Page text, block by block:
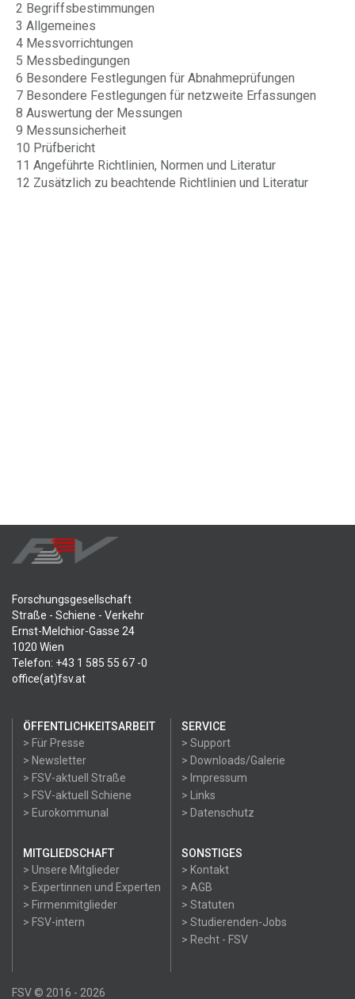
2 Begriffsbestimmungen
3 Allgemeines
4 Messvorrichtungen
5 Messbedingungen
6 Besondere Festlegungen für Abnahmeprüfungen
7 Besondere Festlegungen für netzweite Erfassungen
8 Auswertung der Messungen
9 Messunsicherheit
10 Prüfbericht
11 Angeführte Richtlinien, Normen und Literatur
12 Zusätzlich zu beachtende Richtlinien und Literatur
Forschungsgesellschaft
Straße - Schiene - Verkehr
Ernst-Melchior-Gasse 24
1020 Wien
Telefon: +43 1 585 55 67 -0
office(at)fsv.at
ÖFFENTLICHKEITSARBEIT
> Für Presse
> Newsletter
> FSV-aktuell Straße
> FSV-aktuell Schiene
> Eurokommunal
SERVICE
> Support
> Downloads/Galerie
> Impressum
> Links
> Datenschutz
MITGLIEDSCHAFT
> Unsere Mitglieder
> Expertinnen und Experten
> Firmenmitglieder
> FSV-intern
SONSTIGES
> Kontakt
> AGB
> Statuten
> Studierenden-Jobs
> Recht - FSV
FSV © 2016 - 2026